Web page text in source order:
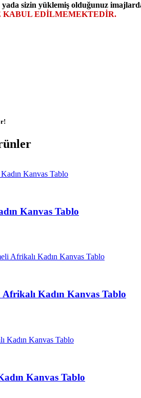
sizin yüklemiş olduğunuz
EDİLMEMEKTEDİR.
Kanvas Tablo
Kadın Kanvas Tablo
Kanvas Tablo